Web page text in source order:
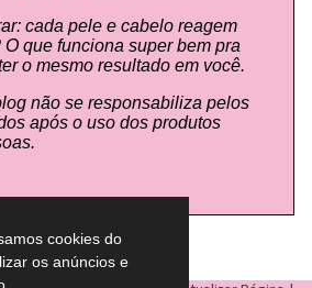
cookies do
os anúncios e
cada pele e cabelo reagem
que funciona super bem pra
o mesmo resultado em você.
não se responsabiliza pelos
após o uso dos produtos